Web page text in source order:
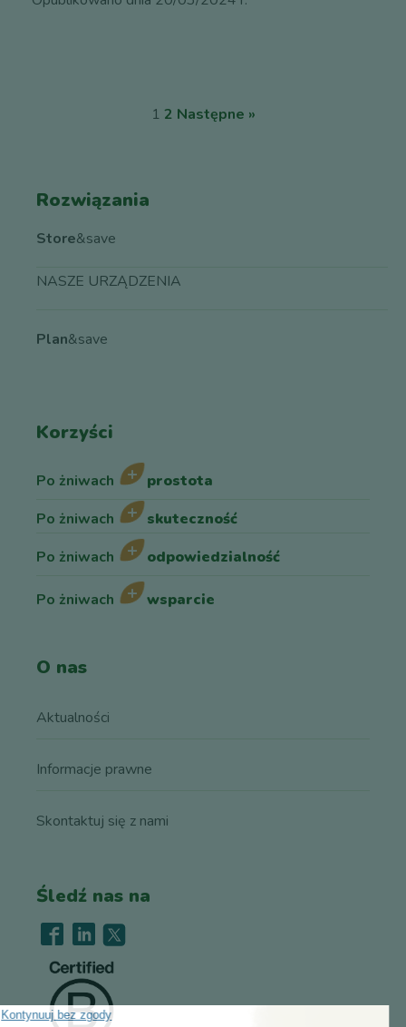
1 2 Następne »
Rozwiązania
Store&save
NASZE URZĄDZENIA
Plan&save
Korzyści
Po żniwach
prostota
Po żniwach
skuteczność
Po żniwach
odpowiedzialność
Po żniwach wsparcie
O nas
Aktualności
Informacje prawne
Skontaktuj się z nami
Śledź nas na